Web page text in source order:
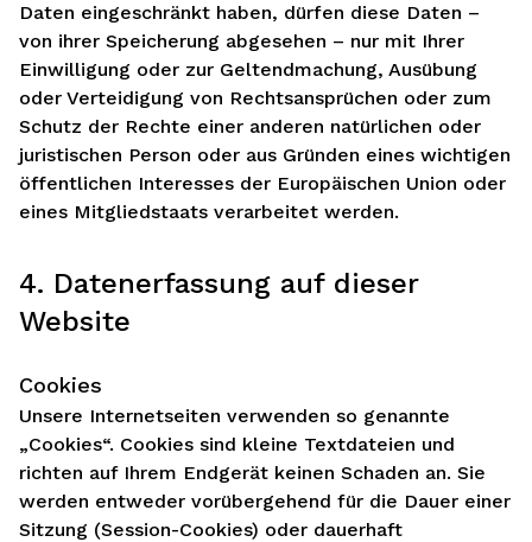
Daten eingeschränkt haben, dürfen diese Daten –
von ihrer Speicherung abgesehen – nur mit Ihrer
Einwilligung oder zur Geltendmachung, Ausübung
oder Verteidigung von Rechtsansprüchen oder zum
Schutz der Rechte einer anderen natürlichen oder
juristischen Person oder aus Gründen eines wichtigen
öffentlichen Interesses der Europäischen Union oder
eines Mitgliedstaats verarbeitet werden.
4. Datenerfassung auf dieser
Website
Cookies
Unsere Internetseiten verwenden so genannte
„Cookies“. Cookies sind kleine Textdateien und
richten auf Ihrem Endgerät keinen Schaden an. Sie
werden entweder vorübergehend für die Dauer einer
Sitzung (Session-Cookies) oder dauerhaft